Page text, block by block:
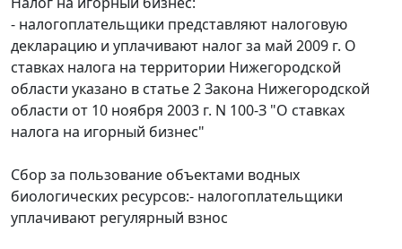
- налогоплательщики представляют налоговую
декларацию и уплачивают налог за май 2009 г. О
ставках налога на территории Нижегородской
области указано в статье 2 Закона Нижегородской
области от 10 ноября 2003 г. N 100-З "О ставках
налога на игорный бизнес"
Сбор за пользование объектами водных
биологических ресурсов:- налогоплательщики
уплачивают регулярный взнос